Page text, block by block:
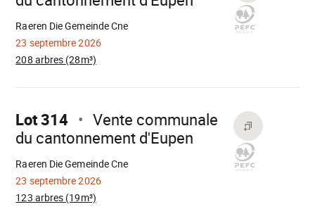
23 septembre 2026
Raeren Die Gemeinde Cne
208 arbres (28m³)
Aller
Lot 314
Vente communale
du cantonnement d'Eupen
23 septembre 2026
Raeren Die Gemeinde Cne
123 arbres (19m³)
Chargement